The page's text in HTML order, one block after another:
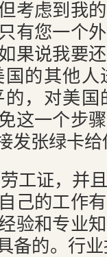
考虑到我
有您一个
果说我要
的其他
，对美
这一个步
发张绿卡给
工证，并
己的工作
验和专业
备的。行